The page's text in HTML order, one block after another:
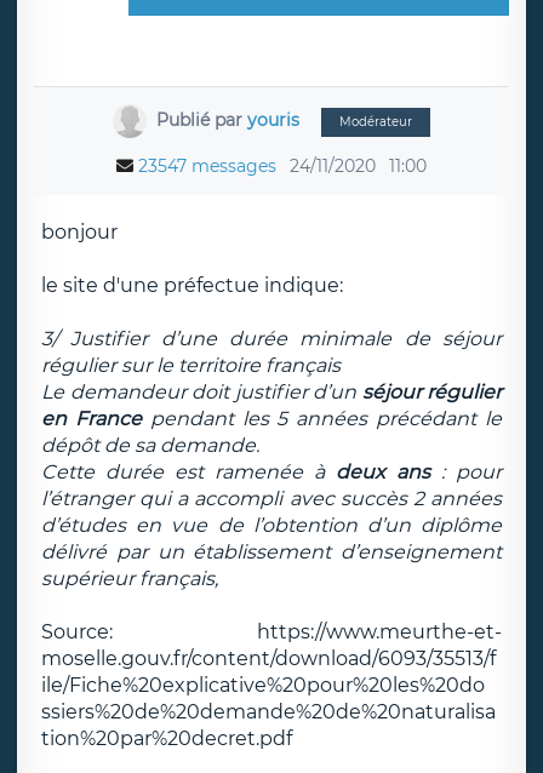
Publié par youris Modérateur
23547 messages 24/11/2020 11:00
bonjour
le site d'une préfectue indique:
3/ Justifier d’une durée minimale de séjour
régulier sur le territoire français
Le demandeur doit justifier d’un séjour régulier
en Francependant les 5 années précédant le
dépôt de sa demande.
Cette durée est ramenée à deux ans: pour
l’étranger qui a accompli avec succès 2 années
d’études en vue de l’obtention d’un diplôme
délivré par un établissement d’enseignement
supérieur français,
Source: https://www.meurthe-et-
moselle.gouv.fr/content/download/6093/35513/f
ile/Fiche%20explicative%20pour%20les%20do
ssiers%20de%20demande%20de%20naturalisa
tion%20par%20decret.pdf